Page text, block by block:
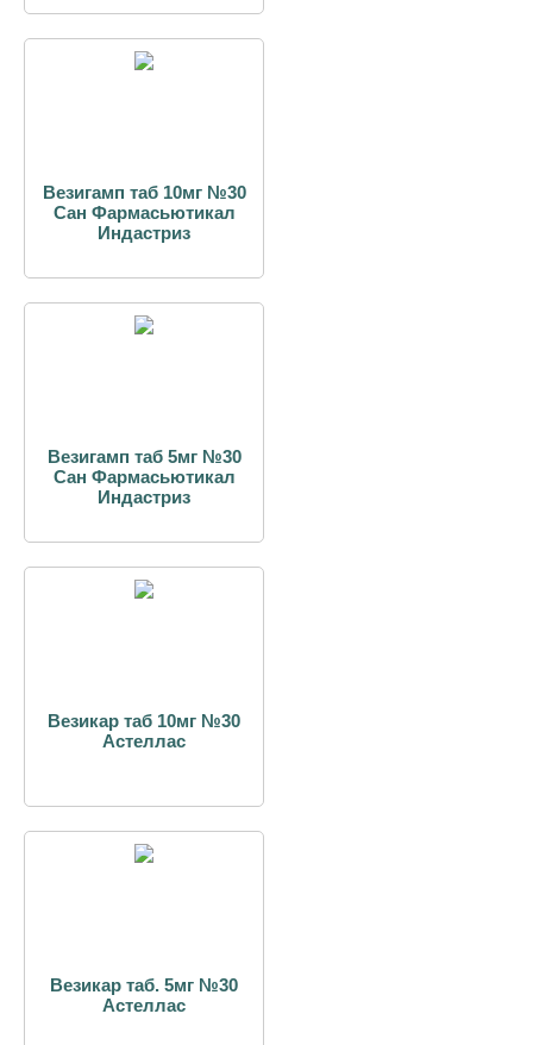
Везигамп таб 10мг №30
Сан Фармасьютикал
Индастриз
Везигамп таб 5мг №30
Сан Фармасьютикал
Индастриз
Везикар таб 10мг №30
Астеллас
Везикар таб. 5мг №30
Астеллас